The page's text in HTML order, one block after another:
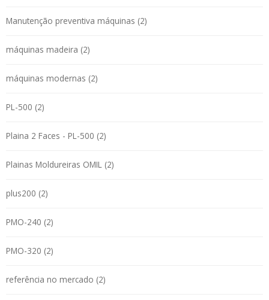
Manutenção preventiva máquinas (2)
máquinas madeira (2)
máquinas modernas (2)
PL-500 (2)
Plaina 2 Faces - PL-500 (2)
Plainas Moldureiras OMIL (2)
plus200 (2)
PMO-240 (2)
PMO-320 (2)
referência no mercado (2)